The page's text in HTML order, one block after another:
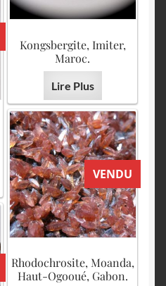
Kongsbergite, Imiter,
Maroc.
Lire Plus
VENDU
Rhodochrosite, Moanda,
Haut-Ogooué, Gabon.